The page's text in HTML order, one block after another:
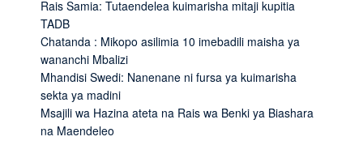
Rais Samia: Tutaendelea kuimarisha mitaji kupitia
TADB
Chatanda : Mikopo asilimia 10 imebadili maisha ya
wananchi Mbalizi
Mhandisi Swedi: Nanenane ni fursa ya kuimarisha
sekta ya madini
Msajili wa Hazina ateta na Rais wa Benki ya Biashara
na Maendeleo